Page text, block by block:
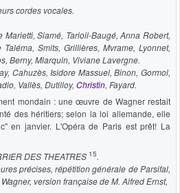
cordes vocales.
Marietti, Siamé, Tarioil-Baugé, Anna Robert,
Smits, Grillières, Mvrame, Lyonnet,
Berny, Mlarquin, Viviane Lavergne.
Cahuzès, Isidore Massuel, Binon, Gormol,
Vallès, Dutilloy, Christin, Fayard.
mondain : une œuvre de Wagner restait
des héritiers; selon la loi allemande, elle
en janvier. L'Opéra de Paris est prêt! La
DES THEATRES 15.
précises, répétition générale de Parsifal,
version française de M. Alfred Ernst,